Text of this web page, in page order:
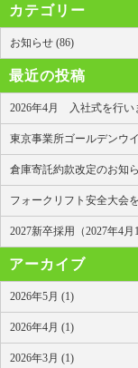
カテゴリー
お知らせ (86)
最近の投稿
2026年4月 入社式を行い
東京事業所ゴールデンウ
倉庫寄託約款改定のお知
フォークリフト安全大会
2027新卒採用（2027年4
アーカイブ
2026年5月 (1)
2026年4月 (1)
2026年3月 (1)